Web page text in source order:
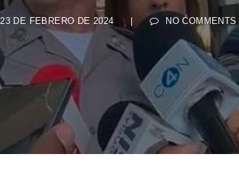
23 DE FEBRERO DE 2024 NO COMMENTS